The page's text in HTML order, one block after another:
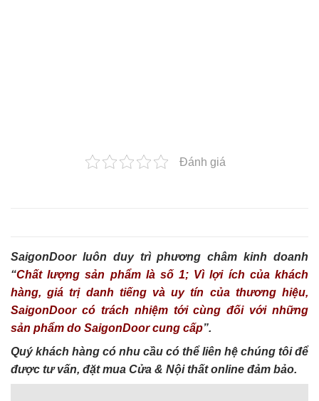
Đánh giá
SaigonDoor luôn duy trì phương châm kinh doanh
“Chất lượng sản phẩm là số 1; Vì lợi ích của khách
hàng, giá trị danh tiếng và uy tín của thương hiệu,
SaigonDoor có trách nhiệm tới cùng đối với những
sản phẩm do SaigonDoor cung cấp”.
Quý khách hàng có nhu cầu có thể liên hệ chúng tôi để
được tư vấn, đặt mua Cửa & Nội thất online đảm bảo.